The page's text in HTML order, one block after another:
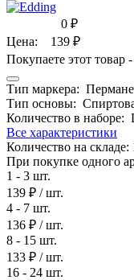
0 ₽
Цена: 139 ₽
Покупаете этот товар
Тип маркера:
Тип основы:
Количество в наборе:
Все характеристики
Количество на складе:
При покупке одного
1 - 3 шт.
139 ₽ / шт.
4 - 7 шт.
136 ₽ / шт.
8 - 15 шт.
133 ₽ / шт.
16 - 24 шт.